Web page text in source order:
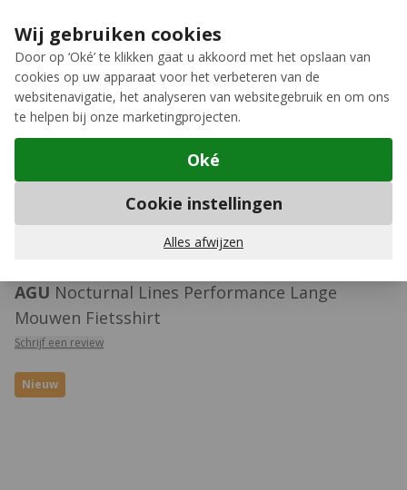
Wij gebruiken cookies
Door op ‘Oké’ te klikken gaat u akkoord met het opslaan van
cookies op uw apparaat voor het verbeteren van de
websitenavigatie, het analyseren van websitegebruik en om ons
te helpen bij onze marketingprojecten.
Oké
Cookie instellingen
Alles afwijzen
Meer keuze, meer plezier
12GO Biking
Fietsshirts lange mouwen
AGU Nocturnal Lines Performance Lange
Mouwen Fietsshirt
Schrijf een review
Nieuw